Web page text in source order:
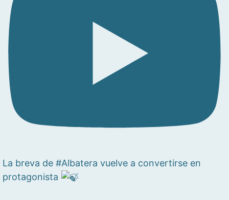
La breva de #Albatera vuelve a convertirse en
protagonista